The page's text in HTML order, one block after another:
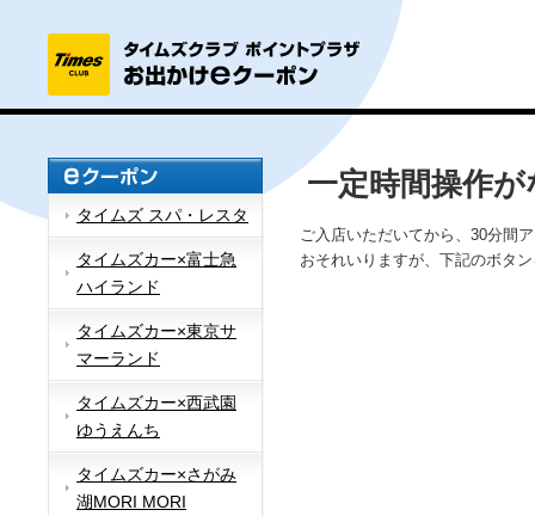
タイムズ スパ・レスタ
タイムズカー×富士急
ハイランド
タイムズカー×東京サ
マーランド
タイムズカー×西武園
ゆうえんち
タイムズカー×さがみ
湖MORI MORI
一定時間操作
ご入店いただいてから、30分間
おそれいりますが、下記のボタ